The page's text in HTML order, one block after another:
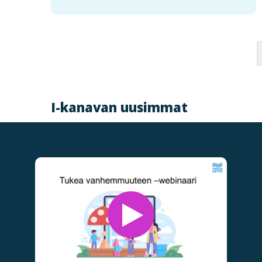
v
u
t
I-kanavan uusimmat